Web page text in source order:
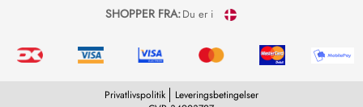
SHOPPER FRA:Du er i
Privatlivspolitik Leveringsbetingelser